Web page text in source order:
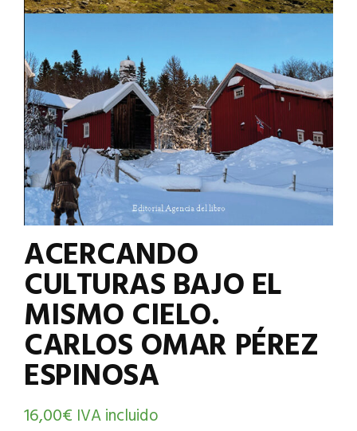
ACERCANDO
CULTURAS BAJO EL
MISMO CIELO.
CARLOS OMAR PÉREZ
ESPINOSA
16,00€ IVA incluido